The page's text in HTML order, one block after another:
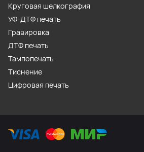
Круговая шелкография
УФ-ДТФ печать
Гравировка
ДТФ печать
Тампопечать
Тиснение
Цифровая печать